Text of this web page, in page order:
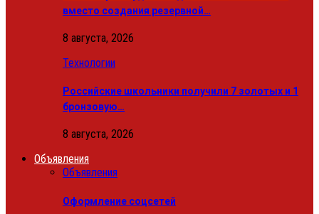
вместо создания резервной…
8 августа, 2026
Технологии
Российские школьники получили 7 золотых и 1
бронзовую…
8 августа, 2026
Объявления
Объявления
Оформление соцсетей